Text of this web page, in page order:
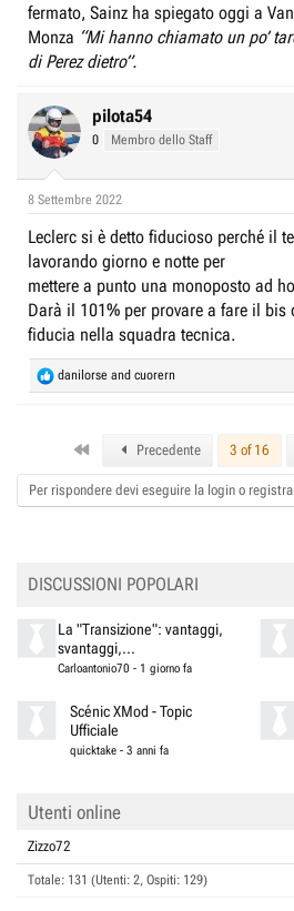
fermato, Sainz ha spiegato oggi a
Monza “Mi hanno chiamato un po’
di Perez dietro”.
pilota54
0 Membro dello Staff
8 Settembre 2022
Leclerc si è detto fiducioso perché il
lavorando giorno e notte per
mettere a punto una monoposto ad
Darà il 101% per provare a fare il bis
fiducia nella squadra tecnica.
R
e
o
n
danilorse and cuorern
Precedente 3 of 16
Per rispondere devi eseguire la login o
DISCUSSIONI POPOLARI
La "Transizione": vantaggi,
svantaggi,...
Carloantonio70 - 1 giorno fa
Scénic XMod - Topic
Ufficiale
quicktake -3 anni fa
Utenti online
Zizzo72
Totale: 131 (Utenti: 2, Ospiti: 129)